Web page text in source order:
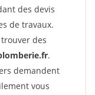
des devis
de travaux.
des
.
demandent
vous